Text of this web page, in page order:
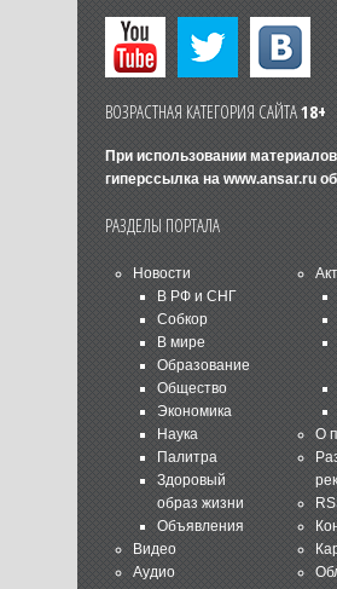
ВОЗРАСТНАЯ КАТЕГОРИЯ САЙТА18+
При использовании
гиперссылка на www.ansar.ru
РАЗДЕЛЫ ПОРТАЛА
Новости
В РФ и СНГ
Собкор
В мире
Образование
Общество
Экономика
Наука
Палитра
Здоровый
образ жизни
Объявления
Видео
Аудио
О